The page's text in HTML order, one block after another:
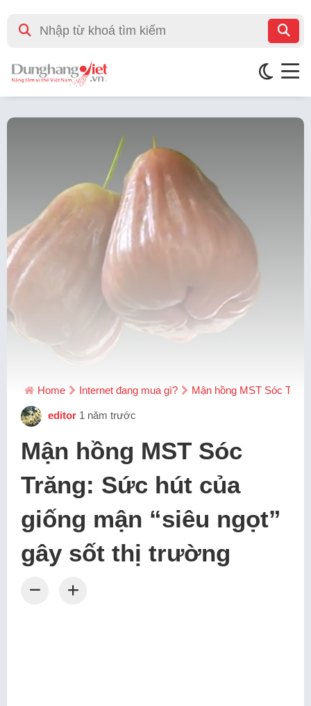
Home Internet đang mua gì? Mận hồng MST Sóc
editor 1 năm trước
Mận hồng MST Sóc
Trăng: Sức hút của
giống mận “siêu ngọt”
gây sốt thị trường